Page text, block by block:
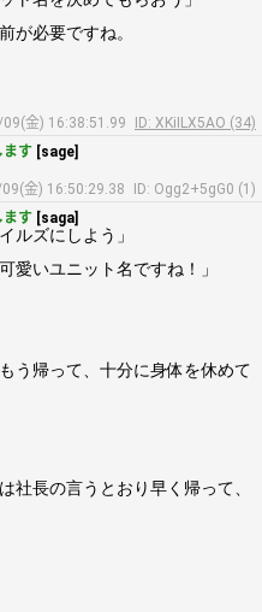
が必要ですね。
金) 16:38:51.99
ID: XKiILX5AO (34)
ます [sage]
金) 16:50:29.38
ID: Ogg2+5gG0 (1)
ます [saga]
ルズにしよう」
いユニット名ですね！」
う帰って、十分に身体を休めて
社長の言うとおり早く帰って、